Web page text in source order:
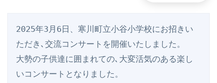
2025年3月6日、寒川町立小谷小学校にお招きい
ただき､交流コンサートを開催いたしました。
大勢の子供達に囲まれての､大変活気のある楽し
いコンサートとなりました。